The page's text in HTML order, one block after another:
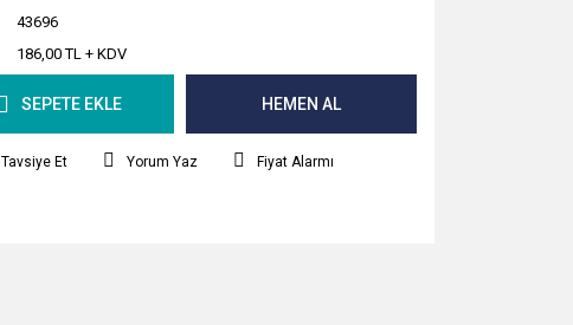
43696
186,00 TL + KDV
SEPETE EKLE HEMEN AL
Tavsiye Et Yorum Yaz Fiyat Alarmı